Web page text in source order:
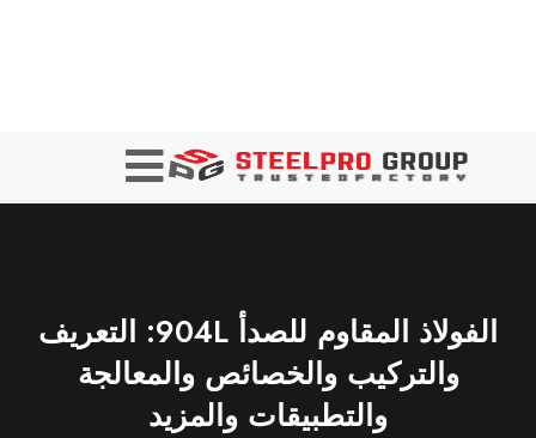
الفولاذ المقاوم للصدأ 904L: التعريف
والتركيب والخصائص والمعالجة
والتطبيقات والمزيد